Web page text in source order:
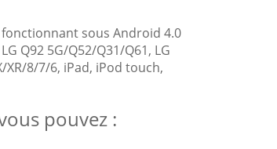
sous Android 4.0
Q92 5G/Q52/Q31/Q61, LG
XR/8/7/6, iPad, iPod touch,
pouvez :